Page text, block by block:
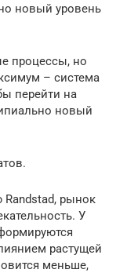
новый уровень
процессы, но
– система
перейти на
новый
рынок
У
растущей
меньше,